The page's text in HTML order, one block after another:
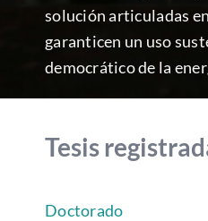
solución articuladas
garanticen un uso
democrático de la
Tesis
Doctorado